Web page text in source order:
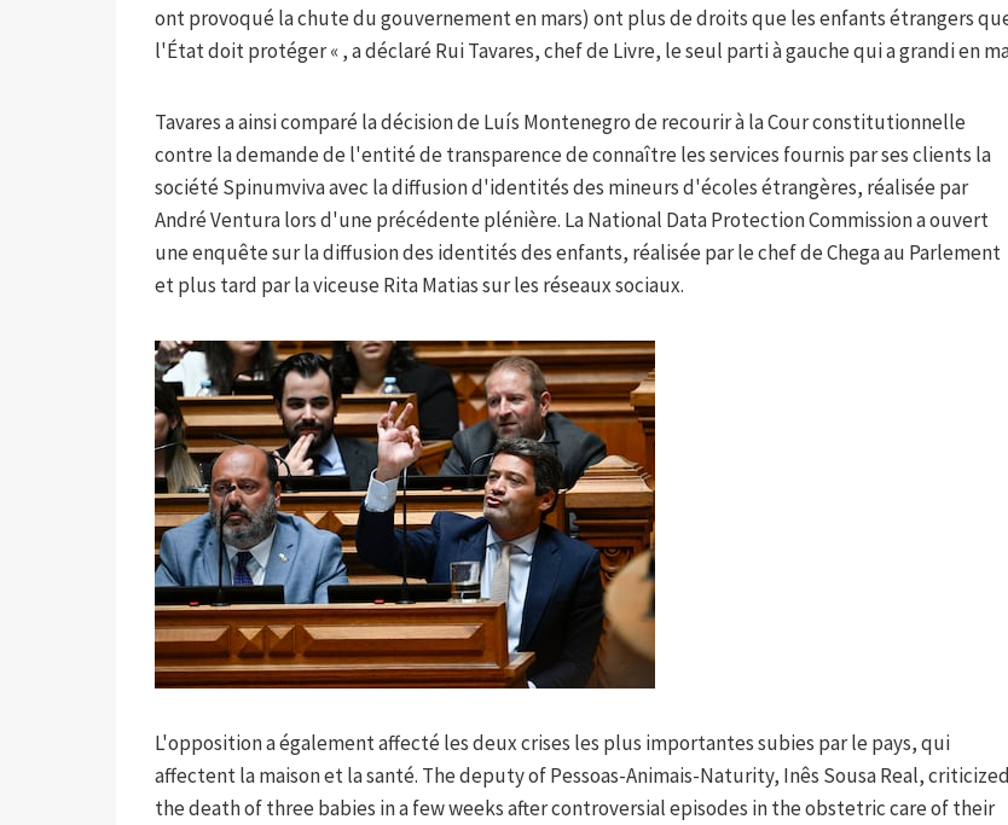
ont provoqué la chute du gouvernement en mars) ont plus de droits que les enfants étrangers
l'État doit protéger « , a déclaré Rui Tavares, chef de Livre, le seul parti à gauche qui a grandi en
Tavares a ainsi comparé la décision de Luís Montenegro de recourir à la Cour constitutionnelle
contre la demande de l'entité de transparence de connaître les services fournis par ses clients la
société Spinumviva avec la diffusion d'identités des mineurs d'écoles étrangères, réalisée par
André Ventura lors d'une précédente plénière. La National Data Protection Commission a ouvert
une enquête sur la diffusion des identités des enfants, réalisée par le chef de Chega au Parlement
et plus tard par la viceuse Rita Matias sur les réseaux sociaux.
L'opposition a également affecté les deux crises les plus importantes subies par le pays, qui
affectent la maison et la santé. The deputy of Pessoas-Animais-Naturity, Inês Sousa Real, criticized
the death of three babies in a few weeks after controversial episodes in the obstetric care of their